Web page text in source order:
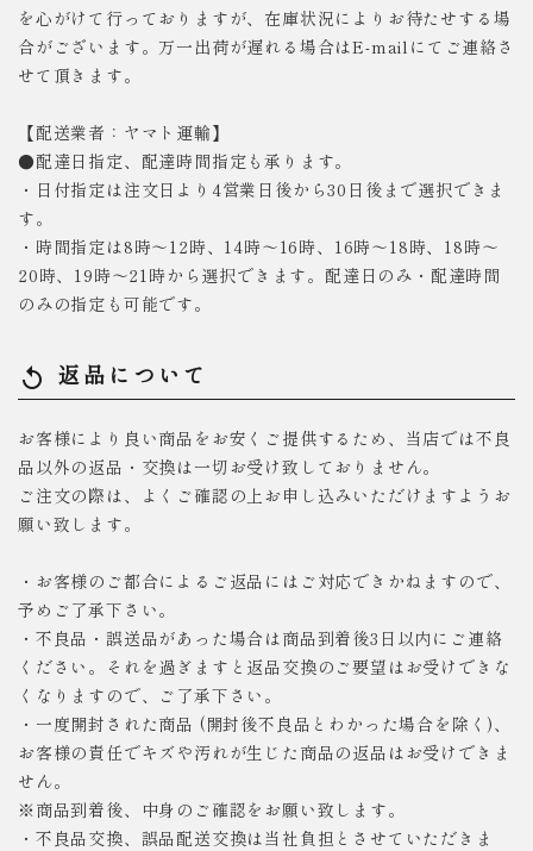
を心がけて行っておりますが、在庫状況によりお待たせする場
合がございます。万一出荷が遅れる場合はE-mailにてご連絡さ
せて頂きます。
【配送業者：ヤマト運輸】
●配達日指定、配達時間指定も承ります。
・日付指定は注文日より4営業日後から30日後まで選択できま
す。
・時間指定は8時～12時、14時～16時、16時～18時、18時～
20時、19時～21時から選択できます。配達日のみ・配達時間
のみの指定も可能です。
replay 返品について
お客様により良い商品をお安くご提供するため、当店では不良
品以外の返品・交換は一切お受け致しておりません。
ご注文の際は、よくご確認の上お申し込みいただけますようお
願い致します。
・お客様のご都合によるご返品にはご対応できかねますので、
予めご了承下さい。
・不良品・誤送品があった場合は商品到着後3日以内にご連絡
ください。それを過ぎますと返品交換のご要望はお受けできな
くなりますので、ご了承下さい。
・一度開封された商品 (開封後不良品とわかった場合を除く)、
お客様の責任でキズや汚れが生じた商品の返品はお受けできま
せん。
※商品到着後、中身のご確認をお願い致します。
・不良品交換、誤品配送交換は当社負担とさせていただきま